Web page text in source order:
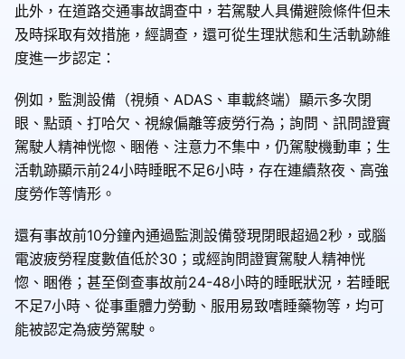
此外，在道路交通事故調查中，若駕駛人具備避險條件但未
及時採取有效措施，經調查，還可從生理狀態和生活軌跡維
度進一步認定：
例如，監測設備（視頻、ADAS、車載終端）顯示多次閉
眼、點頭、打哈欠、視線偏離等疲勞行為；詢問、訊問證實
駕駛人精神恍惚、睏倦、注意力不集中，仍駕駛機動車；生
活軌跡顯示前24小時睡眠不足6小時，存在連續熬夜、高強
度勞作等情形。
還有事故前10分鐘內通過監測設備發現閉眼超過2秒，或腦
電波疲勞程度數值低於30；或經詢問證實駕駛人精神恍
惚、睏倦；甚至倒查事故前24-48小時的睡眠狀況，若睡眠
不足7小時、從事重體力勞動、服用易致嗜睡藥物等，均可
能被認定為疲勞駕駛。